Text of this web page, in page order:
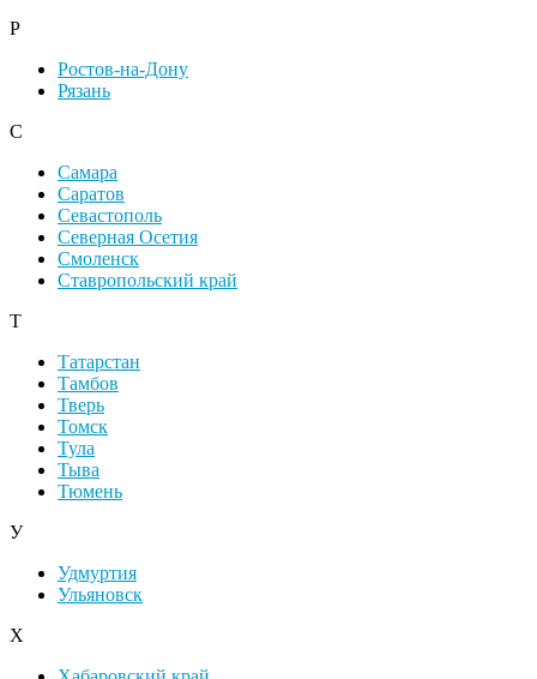
Р
Ростов-на-Дону
Рязань
С
Самара
Саратов
Севастополь
Северная Осетия
Смоленск
Ставропольский край
Т
Татарстан
Тамбов
Тверь
Томск
Тула
Тыва
Тюмень
У
Удмуртия
Ульяновск
Х